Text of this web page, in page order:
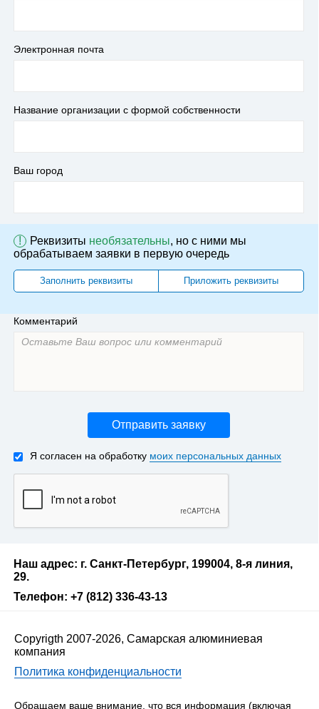
Электронная почта
Название организации с формой собственности
Ваш город
! Реквизиты необязательны, но с ними мы
обрабатываем заявки в первую очередь
Заполнить реквизиты Приложить реквизиты
Комментарий
Отправить заявку
Я согласен на обработку моих персональных данных
Наш адрес: г. Санкт-Петербург, 199004, 8-я линия,
29.
Телефон: +7 (812) 336-43-13
Copyrigth 2007-2026, Самарская алюминиевая
компания
Политика конфиденциальности
Обращаем ваше внимание, что вся информация (включая